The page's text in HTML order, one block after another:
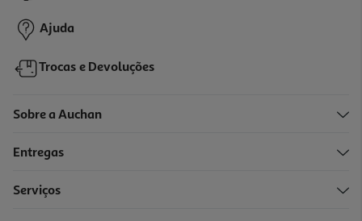
Ajuda
Trocas e Devoluções
Sobre a Auchan
Entregas
Serviços